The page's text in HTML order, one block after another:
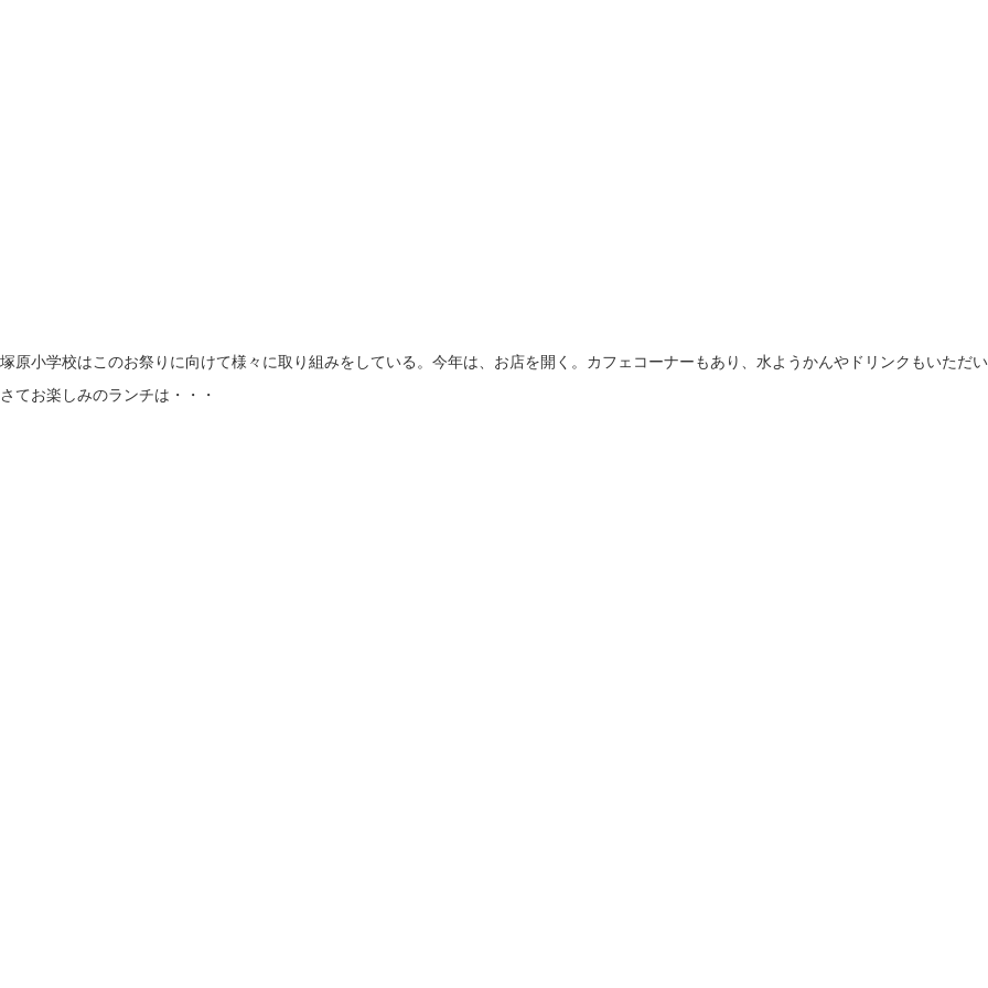
塚原小学校はこのお祭りに向けて様々に取り組みをしている。今年は、お店を開く。カフェコーナーもあり、水ようかんやドリンクもいただ
さてお楽しみのランチは・・・